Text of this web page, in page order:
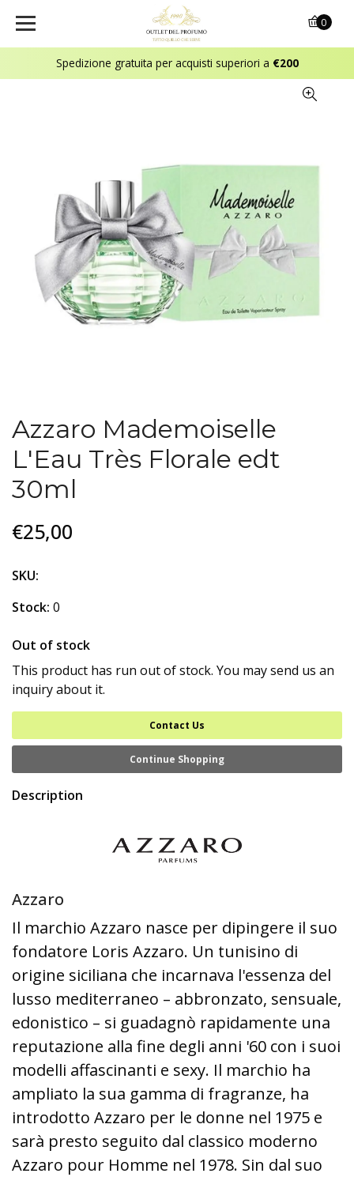
Spedizione gratuita per acquisti superiori a €200
0
Azzaro Mademoiselle
L'Eau Très Florale edt
30ml
€25,00
SKU:
Stock: 0
Out of stock
This product has run out of stock. You may send us an
inquiry about it.
Contact Us
Continue Shopping
Description
Azzaro
Il marchio Azzaro nasce per dipingere il suo
fondatore Loris Azzaro. Un tunisino di
origine siciliana che incarnava l'essenza del
lusso mediterraneo – abbronzato, sensuale,
edonistico – si guadagnò rapidamente una
reputazione alla fine degli anni '60 con i suoi
modelli affascinanti e sexy. Il marchio ha
ampliato la sua gamma di fragranze, ha
introdotto Azzaro per le donne nel 1975 e
sarà presto seguito dal classico moderno
Azzaro pour Homme nel 1978. Sin dal suo